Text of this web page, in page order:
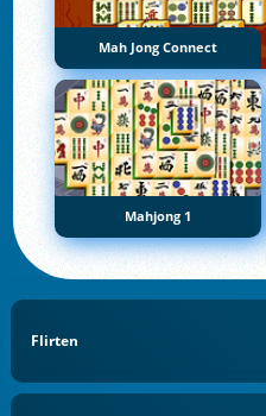
Mah Jong Connect
Mahjong 1
Flirten